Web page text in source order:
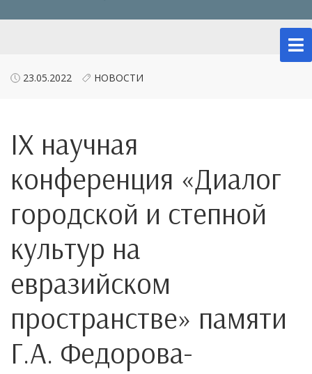
23.05.2022 НОВОСТИ
IX научная
конференция «Диалог
городской и степной
культур на
евразийском
пространстве» памяти
Г.А. Федорова-